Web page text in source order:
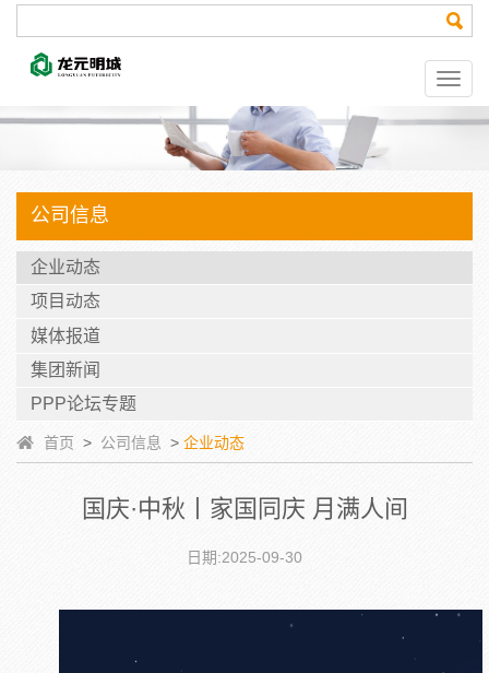
公司信息
企业动态
项目动态
媒体报道
集团新闻
PPP论坛专题
首页 > 公司信息 > 企业动态
国庆·中秋丨家国同庆 月满人间
日期:2025-09-30